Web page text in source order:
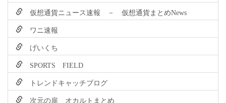
仮想通貨ニュース速報 － 仮想通貨まとめNews
ワニ速報
げいくち
SPORTS FIELD
トレンドキャッチブログ
次元の扉 オカルトまとめ